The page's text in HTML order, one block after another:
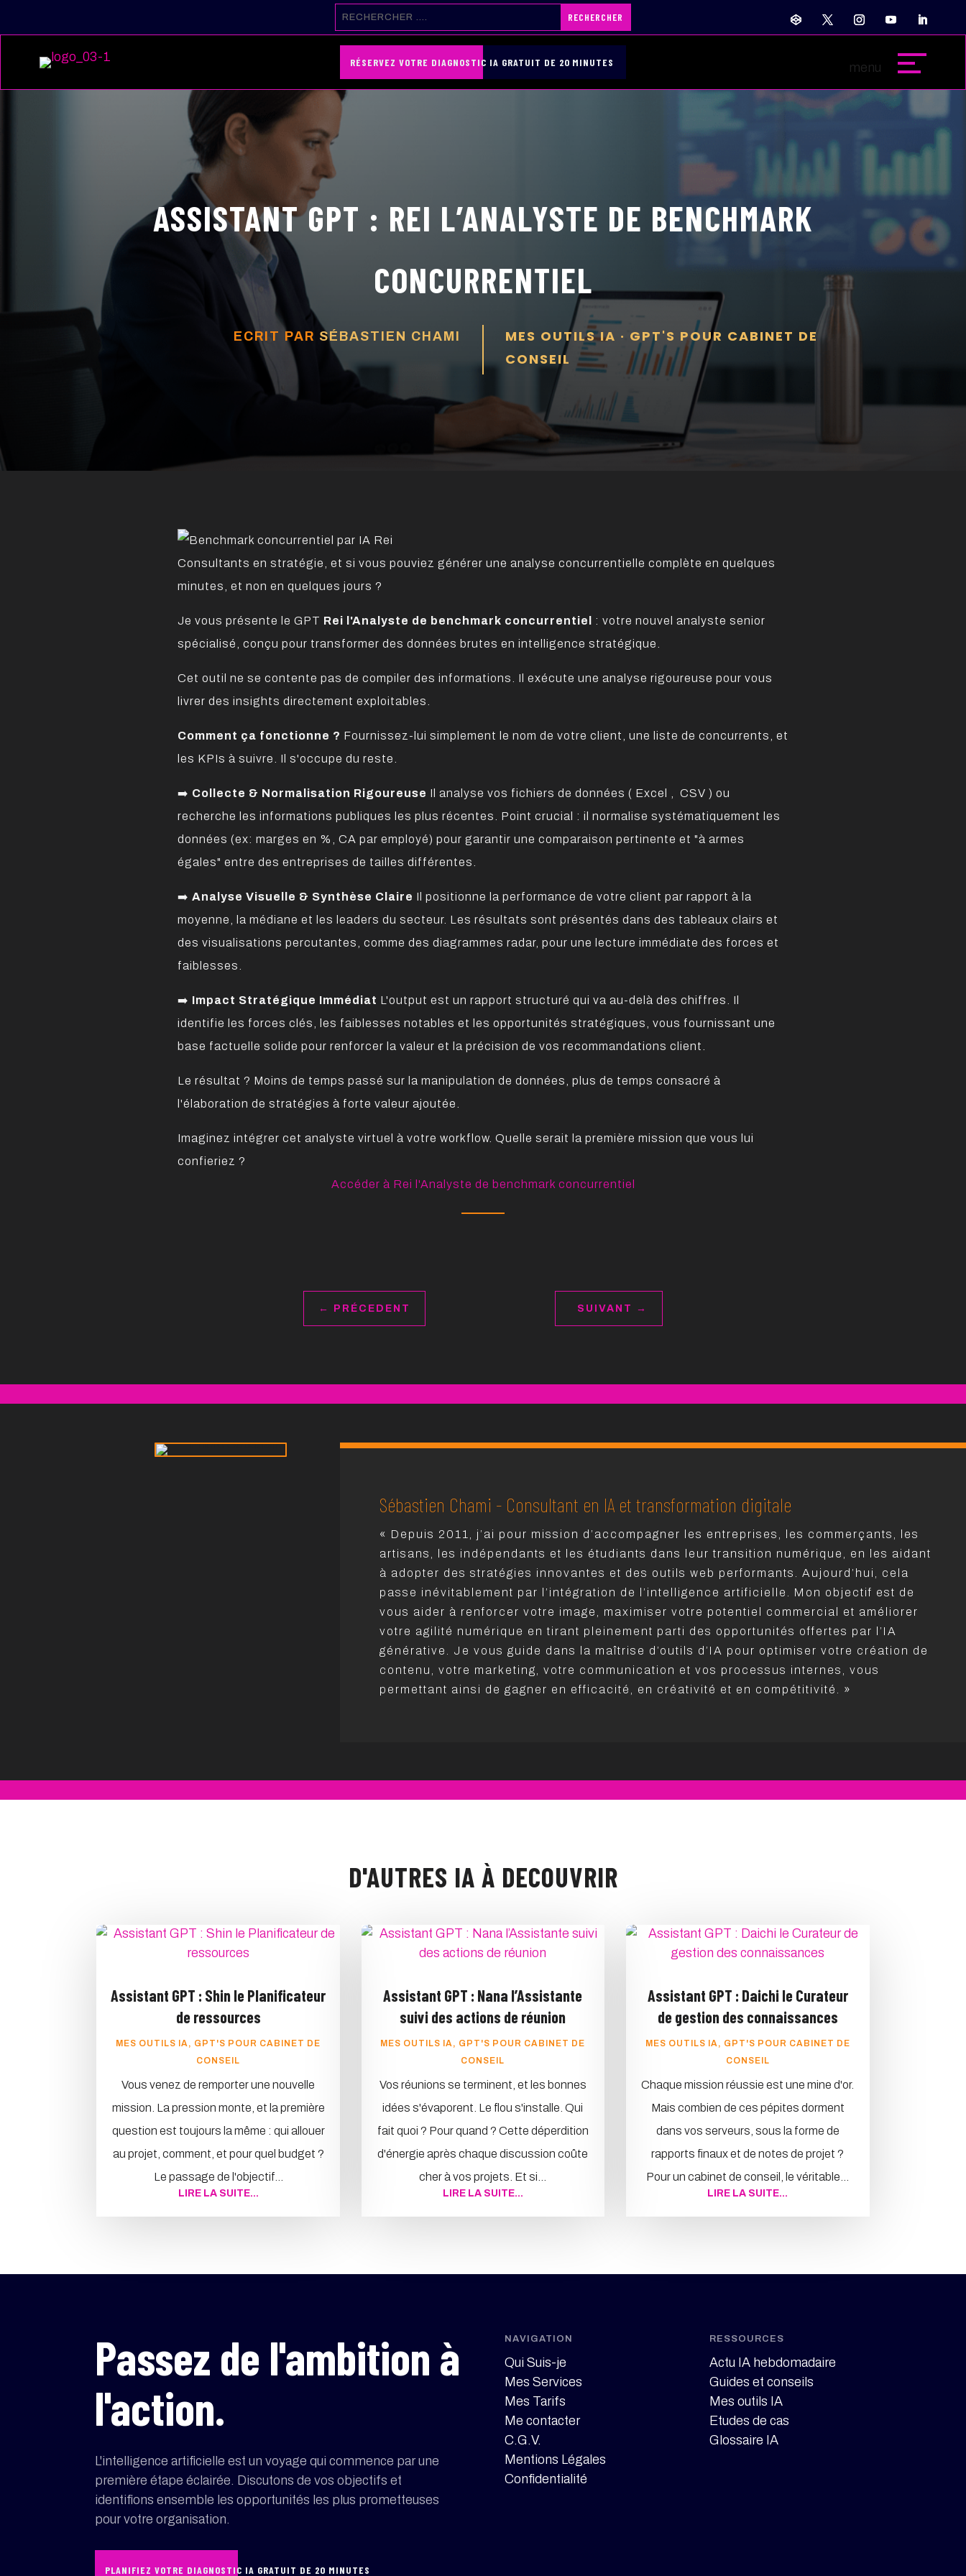
RÉSERVEZ VOTRE DIAGNOSTIC IA GRATUIT DE 20 MINUTES
ASSISTANT GPT : REI L’ANALYSTE DE BENCHMARK
CONCURRENTIEL
ECRIT PAR SÉBASTIEN CHAMI MES OUTILS IA · GPT'S POUR CABINET DE
CONSEIL
Consultants en stratégie, et si vous pouviez générer une analyse concurrentielle complète en quelques
minutes, et non en quelques jours ?
Je vous présente le GPT Rei l'Analyste de benchmark concurrentiel
: votre nouvel analyste senior
spécialisé, conçu pour transformer des données brutes en intelligence stratégique.
Cet outil ne se contente pas de compiler des informations. Il exécute une analyse rigoureuse pour vous
livrer des insights directement exploitables.
Comment ça fonctionne ? Fournissez-lui simplement le nom de votre client, une liste de concurrents, et
les KPIs à suivre. Il s'occupe du reste.
➡️ Collecte & Normalisation Rigoureuse Il analyse vos fichiers de données ( Excel , CSV ) ou
recherche les informations publiques les plus récentes. Point crucial : il normalise systématiquement les
données (ex: marges en %, CA par employé) pour garantir une comparaison pertinente et "à armes
égales" entre des entreprises de tailles différentes.
➡️ Analyse Visuelle & Synthèse Claire Il positionne la performance de votre client par rapport à la
moyenne, la médiane et les leaders du secteur. Les résultats sont présentés dans des tableaux clairs et
des visualisations percutantes, comme des diagrammes radar, pour une lecture immédiate des forces et
faiblesses.
➡️ Impact Stratégique Immédiat L'output est un rapport structuré qui va au-delà des chiffres. Il
identifie les forces clés, les faiblesses notables et les opportunités stratégiques, vous fournissant une
base factuelle solide pour renforcer la valeur et la précision de vos recommandations client.
Le résultat ? Moins de temps passé sur la manipulation de données, plus de temps consacré à
l'élaboration de stratégies à forte valeur ajoutée.
Imaginez intégrer cet analyste virtuel à votre workflow. Quelle serait la première mission que vous lui
confieriez ?
Accéder à Rei l'Analyste de benchmark concurrentiel
← PRÉCEDENT SUIVANT →
Sébastien Chami - Consultant en IA et transformation digitale
« Depuis 2011, j’ai pour mission d’accompagner les entreprises, les commerçants, les
artisans, les indépendants et les étudiants dans leur transition numérique, en les aidant
à adopter des stratégies innovantes et des outils web performants. Aujourd’hui, cela
passe inévitablement par l’intégration de l’intelligence artificielle. Mon objectif est de
vous aider à renforcer votre image, maximiser votre potentiel commercial et améliorer
votre agilité numérique en tirant pleinement parti des opportunités offertes par l’IA
générative. Je vous guide dans la maîtrise d’outils d’IA pour optimiser votre création de
contenu, votre marketing, votre communication et vos processus internes, vous
permettant ainsi de gagner en efficacité, en créativité et en compétitivité. »
D'AUTRES IA À DECOUVRIR
Assistant GPT : Shin le Planificateur
de ressources
MES OUTILS IA , GPT'S POUR CABINET DE
CONSEIL
Vous venez de remporter une nouvelle
mission. La pression monte, et la première
question est toujours la même : qui allouer
au projet, comment, et pour quel budget ?
Le passage de l'objectif...
LIRE LA SUITE...
Assistant GPT : Nana l’Assistante
suivi des actions de réunion
MES OUTILS IA , GPT'S POUR CABINET DE
CONSEIL
Vos réunions se terminent, et les bonnes
idées s'évaporent. Le flou s'installe. Qui
fait quoi ? Pour quand ? Cette déperdition
d'énergie après chaque discussion coûte
cher à vos projets. Et si...
LIRE LA SUITE...
Assistant GPT : Daichi le Curateur
de gestion des connaissances
MES OUTILS IA , GPT'S POUR CABINET DE
CONSEIL
Chaque mission réussie est une mine d'or.
Mais combien de ces pépites dorment
dans vos serveurs, sous la forme de
rapports finaux et de notes de projet ?
Pour un cabinet de conseil, le véritable...
LIRE LA SUITE...
Passez de l'ambition à
l'action.
L'intelligence artificielle est un voyage qui commence par une
première étape éclairée. Discutons de vos objectifs et
identifions ensemble les opportunités les plus prometteuses
pour votre organisation.
PLANIFIEZ VOTRE DIAGNOSTIC IA GRATUIT DE 20 MINUTES
NAVIGATION
Qui Suis-je
Mes Services
Mes Tarifs
Me contacter
C.G.V.
Mentions Légales
Confidentialité
RESSOURCES
Actu IA hebdomadaire
Guides et conseils
Mes outils IA
Etudes de cas
Glossaire IA